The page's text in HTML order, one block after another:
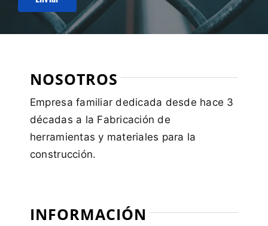
NOSOTROS
Empresa familiar dedicada desde hace 3
décadas a la Fabricación de
herramientas y materiales para la
construcción.
INFORMACIÓN